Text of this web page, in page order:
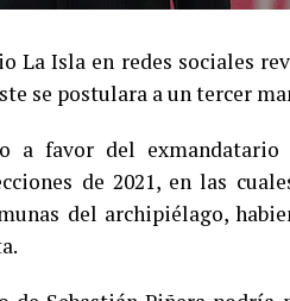
La Isla en redes sociales
se postulara a un tercer
a favor del
de 2021, en las
del archipiélago,